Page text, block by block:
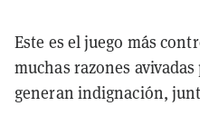
Este es el juego más
muchas razones
generan indignación,